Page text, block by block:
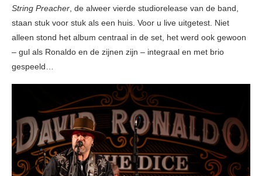
String Preacher, de alweer vierde studiorelease van de band,
staan stuk voor stuk als een huis. Voor u live uitgetest. Niet
alleen stond het album centraal in de set, het werd ook gewoon
– gul als Ronaldo en de zijnen zijn – integraal en met brio
gespeeld…